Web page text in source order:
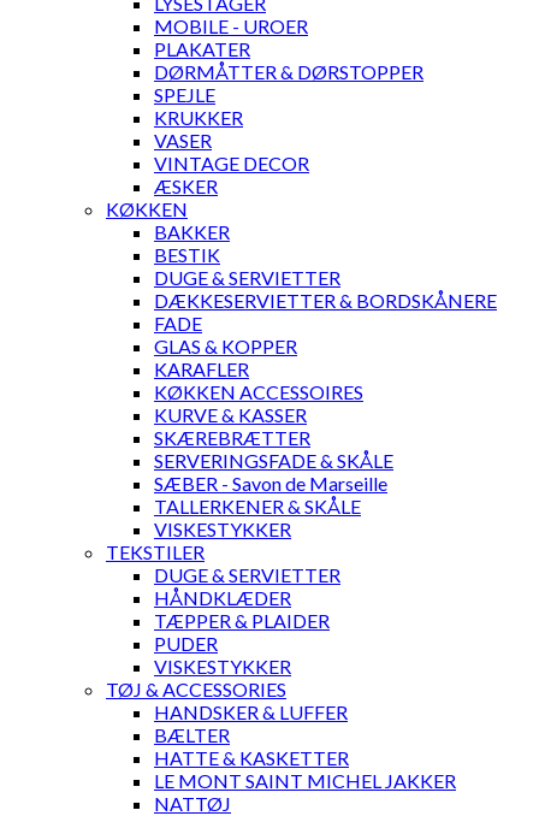
MOBILE - UROER
PLAKATER
DØRMÅTTER & DØRSTOPPER
SPEJLE
KRUKKER
VASER
VINTAGE DECOR
ÆSKER
KØKKEN
BAKKER
BESTIK
DUGE & SERVIETTER
DÆKKESERVIETTER & BORDSKÅNERE
FADE
GLAS & KOPPER
KARAFLER
KØKKEN ACCESSOIRES
KURVE & KASSER
SKÆREBRÆTTER
SERVERINGSFADE & SKÅLE
SÆBER - Savon de Marseille
TALLERKENER & SKÅLE
VISKESTYKKER
TEKSTILER
DUGE & SERVIETTER
HÅNDKLÆDER
TÆPPER & PLAIDER
PUDER
VISKESTYKKER
TØJ & ACCESSORIES
HANDSKER & LUFFER
BÆLTER
HATTE & KASKETTER
LE MONT SAINT MICHEL JAKKER
NATTØJ